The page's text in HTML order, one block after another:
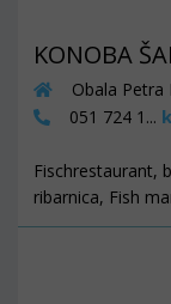
KONOBA
Obala
051 724 1...
Fischrestaurant,
ribarnica, Fish